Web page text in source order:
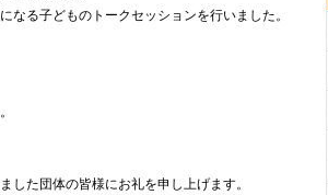
る子どものトークセッションを行いました。
した団体の皆様にお礼を申し上げます。